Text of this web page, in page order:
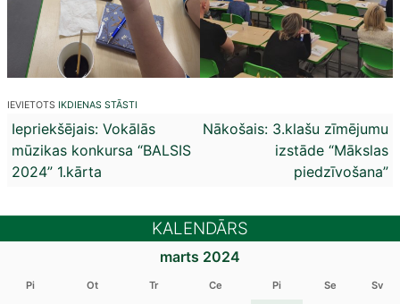
IEVIETOTS IKDIENAS STĀSTI
Ziņu
izvēlne
Iepriekšējais: Vokālās
mūzikas konkursa “BALSIS
2024” 1.kārta
Nākošais: 3.klašu zīmējumu
izstāde “Mākslas
piedzīvošana”
KALENDĀRS
marts 2024
Pi Ot Tr Ce Pi Se Sv